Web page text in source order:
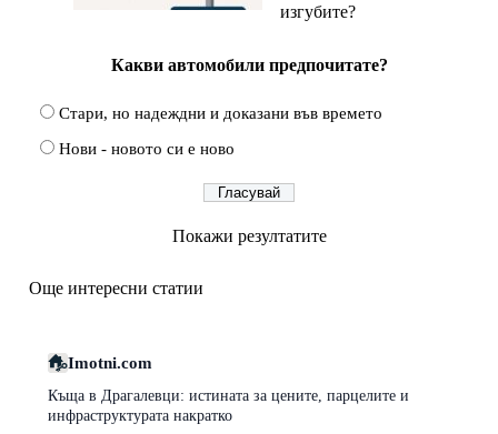
изгубите?
Какви автомобили предпочитате?
Стари, но надеждни и доказани във времето
Нови - новото си е ново
Покажи резултатите
Още интересни статии
Imotni.com
Къща в Драгалевци: истината за цените, парцелите и
инфраструктурата накратко